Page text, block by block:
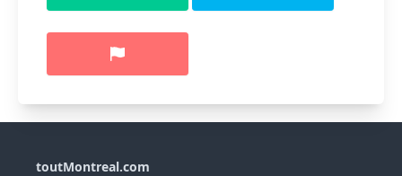
toutMontreal.com